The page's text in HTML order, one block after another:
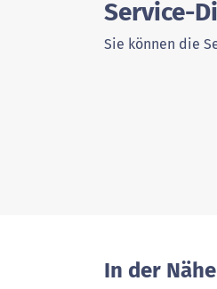
Service-
Sie können die
In der Nähe